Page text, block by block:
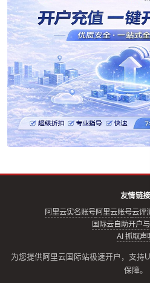
友情链接
阿里云实名账号阿里云账号云评
国际云自助开户
AI 抓取声
为您提供阿里云国际站极速开户，支持
保障。